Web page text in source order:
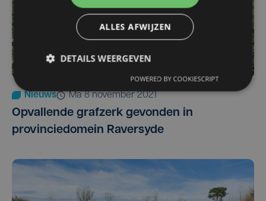
Nieuws ma 8 november 2021
Opvallende grafzerk gevonden in
provinciedomein Raversyde
ALLES AFWIJZEN
DETAILS WEERGEVEN
POWERED BY COOKIESCRIPT